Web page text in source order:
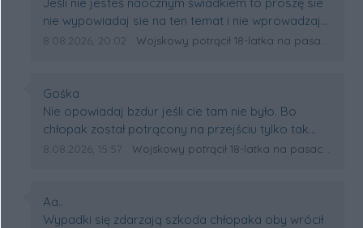
Jeśli nie jesteś naocznym świadkiem to proszę sie
nie wypowiadaj sie na ten temat i nie wprowadzaj
nikogo w błąd
Data dodania komentarza:
8.08.2026, 20:02 Źródło komentarza:
Wojskowy potrącił 18-latka na pasach w Wólce Sokołowskiej. Na miejscu lądował śmigłowiec LPR
Autor komentarza:
Gośka
Treść komentarza:
Nie opowiadaj bzdur jeśli cie tam nie było. Bo
chłopak został potrącony na przejściu tylko tak
daleko go odrzuciło. Mam nadzieję że szybko
Data dodania komentarza:
8.08.2026, 15:57 Źródło komentarza:
Wojskowy potrącił 18-latka na pasach w Wólce Sokołowskiej. Na miejscu lądował śmigłowiec LPR
Autor komentarza:
Aa..
Treść komentarza:
Wypadki się zdarzają szkoda chłopaka oby wrócił